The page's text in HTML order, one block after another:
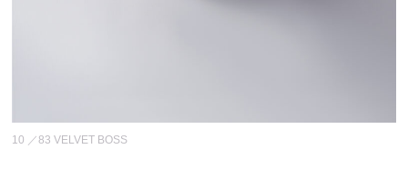
10 ／83 VELVET BOSS